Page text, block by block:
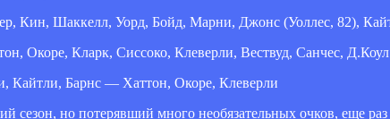
Кин, Шаккелл, Уорд, Бойд, Марни, Джонс (Уоллес, 82),
Окоре, Кларк, Сиссоко, Клеверли, Вествуд, Санчес,
Кайтли, Барнс — Хаттон, Окоре, Клеверли
сезон, но потерявший много необязательных очков, еще